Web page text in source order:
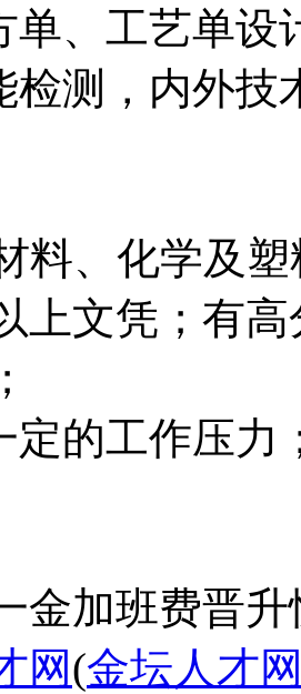
单、工艺单设
检测，内外技
料、化学及
上文凭；有
定的工作压
金加班费晋升
网(金坛人才